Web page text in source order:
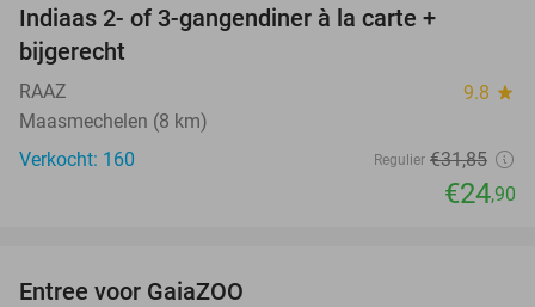
Indiaas 2- of 3-gangendiner à la carte +
bijgerecht
RAAZ 9.8 star
Maasmechelen (8 km)
Verkocht: 160
Regulier €31,85
€24,90
Entree voor GaiaZOO